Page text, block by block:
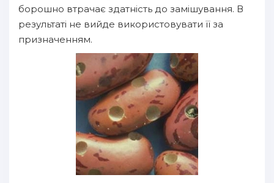
борошно втрачає здатність до замішування. В
результаті не вийде використовувати її за
призначенням.